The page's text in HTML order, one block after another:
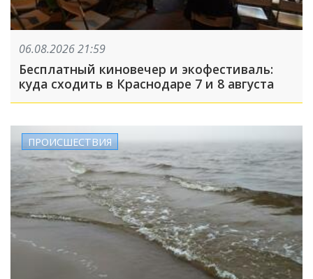
06.08.2026 21:59
Бесплатный киновечер и экофестиваль:
куда сходить в Краснодаре 7 и 8 августа
ПРОИСШЕСТВИЯ